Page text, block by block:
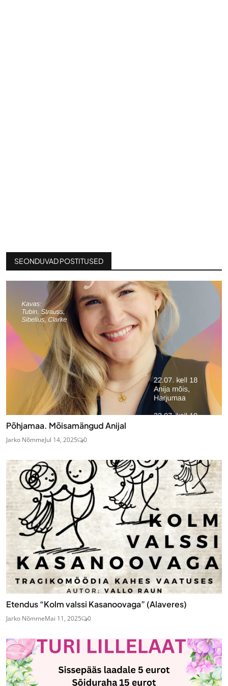
SEONDUVAD POSTITUSED
Põhjamaa. Mõisamängud Anijal
Jarko NõmmeJul 14, 2025 0
Etendus “Kolm valssi Kasanoovaga” (Alaveres)
Jarko NõmmeMai 11, 2025 0